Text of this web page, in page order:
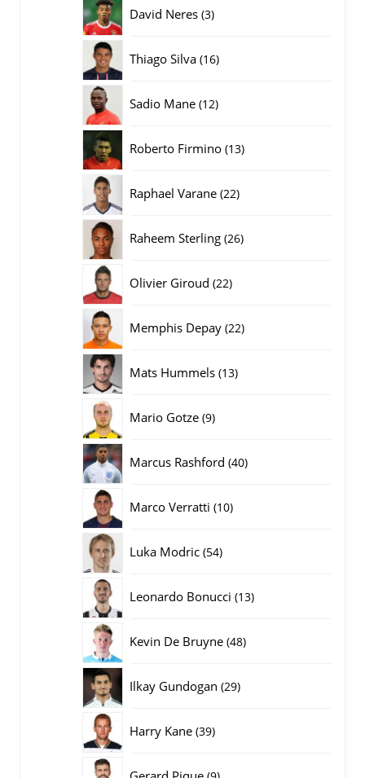
David Neres 33
Thiago Silva 1616
Sadio Mane 1212
Roberto Firmino 1313
Raphael Varane 2222
Raheem Sterling 2626
Olivier Giroud 2222
Memphis Depay 2222
Mats Hummels 1313
Mario Gotze 99
Marcus Rashford 4040
Marco Verratti 1010
Luka Modric 5454
Leonardo Bonucci 1313
Kevin De Bruyne 4848
Ilkay Gundogan 2929
Harry Kane 3939
9